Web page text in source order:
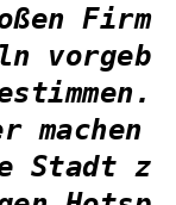
Firm
vorgeb
Stadt z